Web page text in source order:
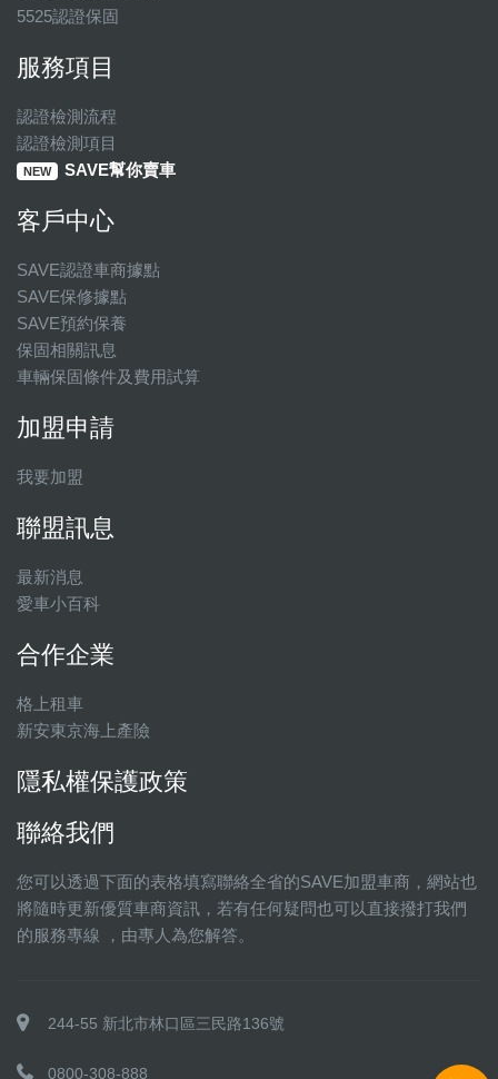
5525認證保固
服務項目
認證檢測流程
認證檢測項目
NEW SAVE幫你賣車
客戶中心
SAVE認證車商據點
SAVE保修據點
SAVE預約保養
保固相關訊息
車輛保固條件及費用試算
加盟申請
我要加盟
聯盟訊息
最新消息
愛車小百科
合作企業
格上租車
新安東京海上產險
隱私權保護政策
聯絡我們
您可以透過下面的表格填寫聯絡全省的SAVE加盟車商，網站也
將隨時更新優質車商資訊，若有任何疑問也可以直接撥打我們
的服務專線 ，由專人為您解答。
244-55 新北市林口區三民路136號
0800-308-888